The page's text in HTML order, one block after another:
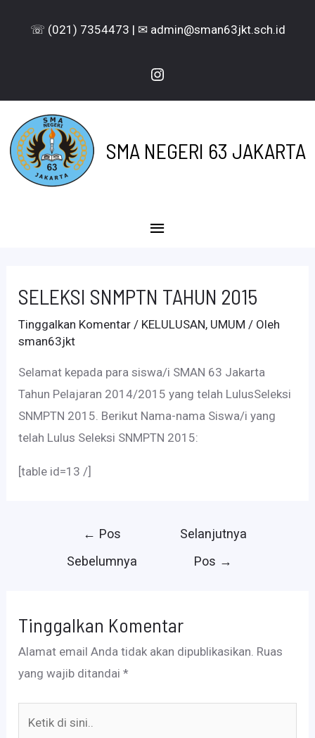
☏ (021) 7354473 | ✉ admin@sman63jkt.sch.id
Instagram
SMA NEGERI 63 JAKARTA
Menu
SELEKSI SNMPTN TAHUN 2015
Tinggalkan Komentar / KELULUSAN, UMUM / Oleh
sman63jkt
Selamat kepada para siswa/i SMAN 63 Jakarta
Tahun Pelajaran 2014/2015 yang telah LulusSeleksi
SNMPTN 2015. Berikut Nama-nama Siswa/i yang
telah Lulus Seleksi SNMPTN 2015:
[table id=13 /]
← Pos
Sebelumnya
Selanjutnya
Pos →
Tinggalkan Komentar
Alamat email Anda tidak akan dipublikasikan. Ruas
yang wajib ditandai*